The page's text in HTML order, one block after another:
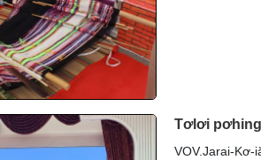
Tơlơi
VOV.Jarai-Kơ-